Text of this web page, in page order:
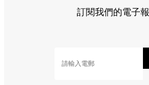
訂閱我們的電子報